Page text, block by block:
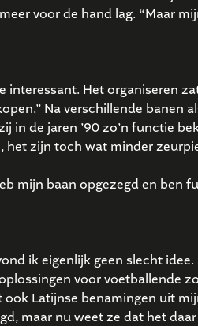
voor de hand lag. “Maar
Het organiseren
Na verschillende banen
de jaren ’90 zo’n functie
zijn toch wat minder
mijn baan opgezegd en ben
ik eigenlijk geen slecht
voor voetballende
Latijnse benamingen uit
maar nu weet ze dat het